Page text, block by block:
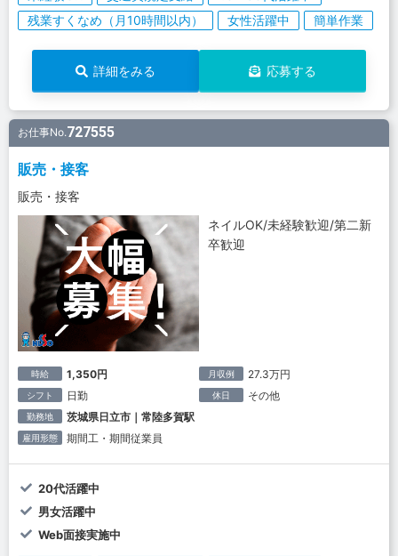
残業すくなめ（月10時間以内）
女性活躍中 簡単作業
詳細をみる 応募する
お仕事No.727555
販売・接客
販売・接客
ネイルOK/未経験歓迎/第二新
卒歓迎
時給 1,350円 月収例 27.3万円
シフト 日勤 休日 その他
勤務地 茨城県日立市｜常陸多賀駅
雇用形態 期間工・期間従業員
20代活躍中
男女活躍中
Web面接実施中